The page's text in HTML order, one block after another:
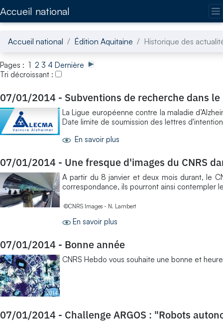
Accueil national
Accueil national Édition Aquitaine Historique des
Pages : 1 2 3 4 Dernière
Tri décroissant :
07/01/2014 - Subventions de recherche dans
La Ligue européenne contre la maladie
Date limite de soumission des lettres
En savoir plus
07/01/2014 - Une fresque d'images du CNRS
A partir du 8 janvier et deux mois durant, le
correspondance, ils pourront ainsi contempler
©CNRS Images - N. Lambert
En savoir plus
07/01/2014 - Bonne année
CNRS Hebdo vous souhaite une bonne et
07/01/2014 - Challenge ARGOS : "Robots